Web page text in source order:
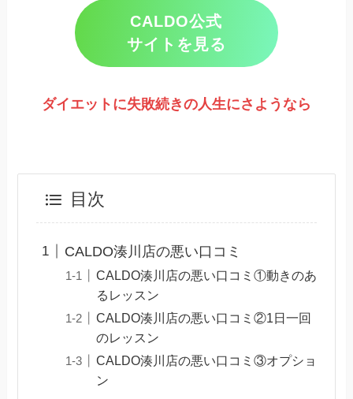
CALDO公式
サイトを見る
ダイエットに失敗続きの人生にさようなら
目次
CALDO湊川店の悪い口コミ
CALDO湊川店の悪い口コミ①動きのあ
るレッスン
CALDO湊川店の悪い口コミ②1日一回
のレッスン
CALDO湊川店の悪い口コミ③オプショ
ン